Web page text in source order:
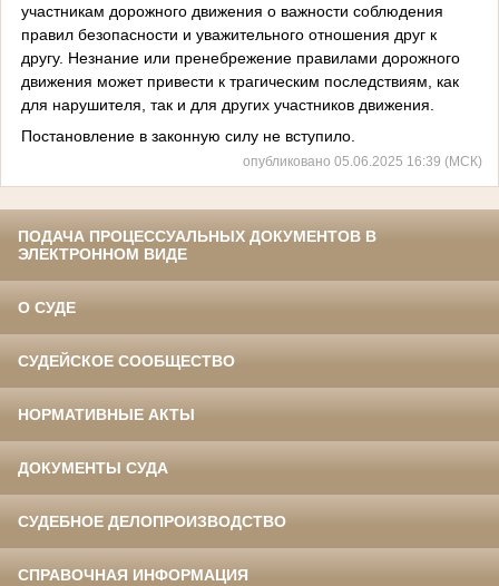
участникам дорожного движения о важности соблюдения
правил безопасности и уважительного отношения друг к
другу. Незнание или пренебрежение правилами дорожного
движения может привести к трагическим последствиям, как
для нарушителя, так и для других участников движения.
Постановление в законную силу не вступило.
опубликовано 05.06.2025 16:39 (МСК)
ПОДАЧА ПРОЦЕССУАЛЬНЫХ ДОКУМЕНТОВ В
ЭЛЕКТРОННОМ ВИДЕ
О СУДЕ
СУДЕЙСКОЕ СООБЩЕСТВО
НОРМАТИВНЫЕ АКТЫ
ДОКУМЕНТЫ СУДА
СУДЕБНОЕ ДЕЛОПРОИЗВОДСТВО
СПРАВОЧНАЯ ИНФОРМАЦИЯ